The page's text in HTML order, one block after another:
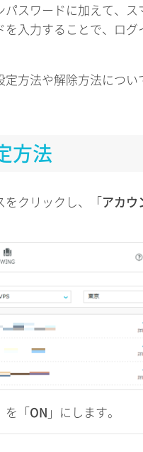
スワードに加えて、
入力することで、ロ
方法や解除方法につい
方法
をクリックし、「アカウ
を「ON 」にします。